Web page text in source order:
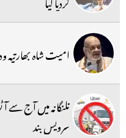
امیت شاہ بھارتیہ ودیا پار
تلنگانہ میں آج سے
سرویس بند